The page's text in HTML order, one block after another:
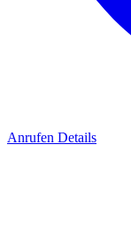
Anrufen Details